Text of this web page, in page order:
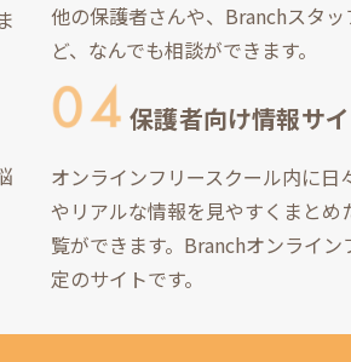
他の保護者さんや、Branchスタ
ど、なんでも相談ができます。
保護者向け情報サ
オンラインフリースクール内に
やリアルな情報を見やすくまと
覧ができます。Branchオンライ
定のサイトです。